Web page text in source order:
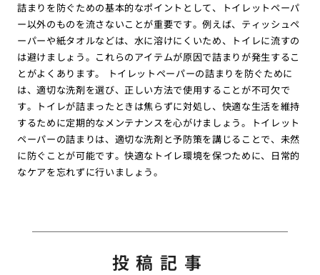
詰まりを防ぐための基本的なポイントとして、トイレットペーパ
ー以外のものを流さないことが重要です。例えば、ティッシュペ
ーパーや紙タオルなどは、水に溶けにくいため、トイレに流すの
は避けましょう。これらのアイテムが原因で詰まりが発生するこ
とがよくあります。 トイレットペーパーの詰まりを防ぐために
は、適切な洗剤を選び、正しい方法で使用することが不可欠で
す。トイレが詰まったときは焦らずに対処し、快適な生活を維持
するために定期的なメンテナンスを心がけましょう。トイレット
ペーパーの詰まりは、適切な洗剤と予防策を講じることで、未然
に防ぐことが可能です。快適なトイレ環境を保つために、日常的
なケアを忘れずに行いましょう。
投稿記事